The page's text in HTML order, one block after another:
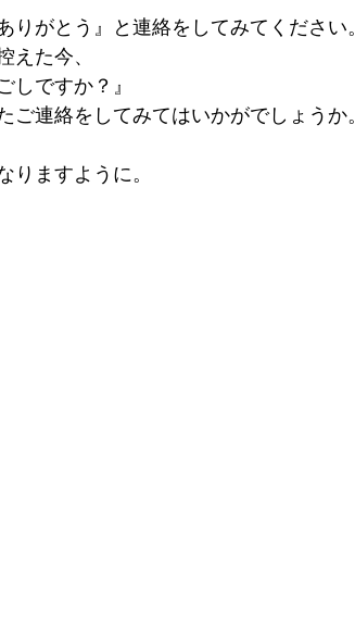
りがとう』と連絡をしてみてください。
た今、
しですか？』
ご連絡をしてみてはいかがでしょうか。
りますように。